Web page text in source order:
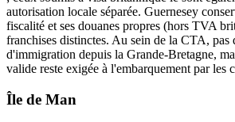
autorisation locale séparée. Guernesey
fiscalité et ses douanes propres (hors TVA
franchises distinctes. Au sein de la CTA, pas
d'immigration depuis la Grande-Bretagne,
valide reste exigée à l'embarquement par les
Île de Man